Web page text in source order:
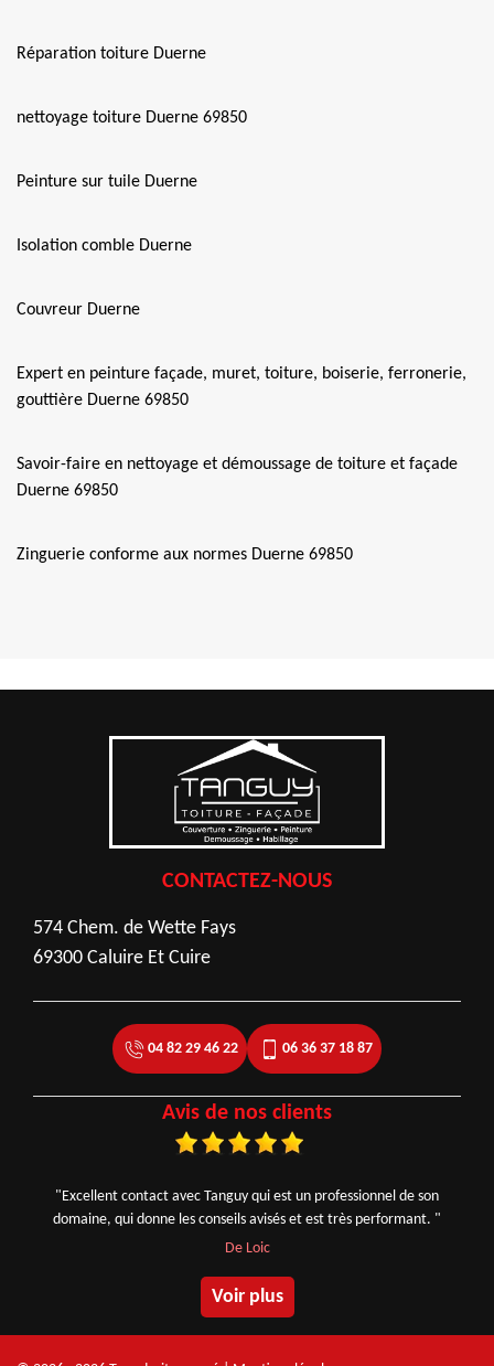
Réparation toiture Duerne
nettoyage toiture Duerne 69850
Peinture sur tuile Duerne
Isolation comble Duerne
Couvreur Duerne
Expert en peinture façade, muret, toiture, boiserie, ferronerie,
gouttière Duerne 69850
Savoir-faire en nettoyage et démoussage de toiture et façade
Duerne 69850
Zinguerie conforme aux normes Duerne 69850
CONTACTEZ-NOUS
574 Chem. de Wette Fays
69300 Caluire Et Cuire
04 82 29 46 22 06 36 37 18 87
Avis de nos clients
"Excellent contact avec Tanguy qui est un professionnel de son
domaine, qui donne les conseils avisés et est très performant. "
De Loic
Voir plus